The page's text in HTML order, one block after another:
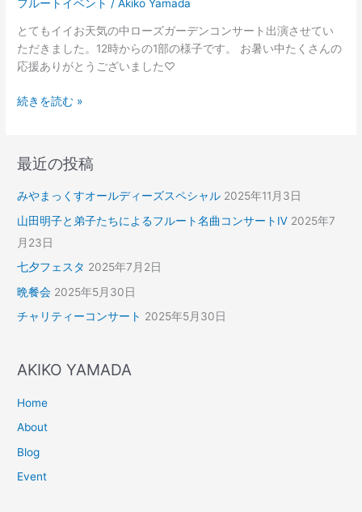
フルートイベント /Akiko Yamada
とてもイイお天気の中ローズガーデンコンサート出演させてい
ただきました。12時からの1部の様子です。 お暑い中たくさんの
応援ありがとうございました♡
フ
ア
①
続きを読む »
最近の投稿
みやまっくすオールディーズスペシャル 2025年11月3日
山田明子と弟子たちによるフルート名曲コンサートⅣ 2025年7
月23日
七夕フェスタ 2025年7月2日
晩餐会 2025年5月30日
チャリティーコンサート 2025年5月30日
AKIKO YAMADA
Home
About
Blog
Event